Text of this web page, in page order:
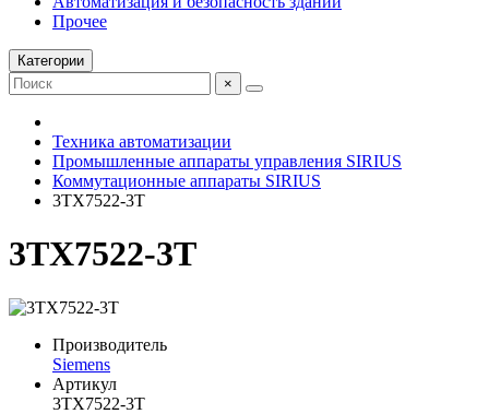
Прочее
Категории
×
Техника автоматизации
Промышленные аппараты управления SIRIUS
Коммутационные аппараты SIRIUS
3TX7522-3T
3TX7522-3T
Производитель
Siemens
Артикул
3TX7522-3T